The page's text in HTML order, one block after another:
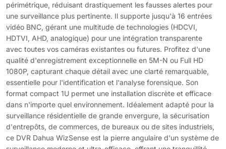
périmétrique, réduisant drastiquement les fausses alertes pour
une surveillance plus pertinente. Il supporte jusqu'à 16 entrées
vidéo BNC, gérant une multitude de technologies (HDCVI,
HDTVI, AHD, analogique) pour une intégration transparente
avec toutes vos caméras existantes ou futures. Profitez d'une
qualité d'enregistrement exceptionnelle en 5M-N ou Full HD
1080P, capturant chaque détail avec une clarté remarquable,
essentielle pour l'identification et l'analyse forensique. Son
format compact 1U permet une installation discrète et efficace
dans n'importe quel environnement. Idéalement adapté pour la
surveillance résidentielle de grande envergure, la sécurisation
d'entrepôts, de commerces, de bureaux ou de sites industriels,
ce DVR Dahua WizSense est la pierre angulaire d'un système de